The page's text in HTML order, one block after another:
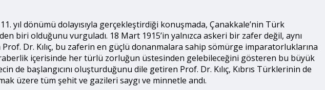
yıl dönümü dolayısıyla gerçekleştirdiği konuşmada, Çanakkale’nin Türk
biri olduğunu vurguladı. 18 Mart 1915’in yalnızca askeri bir zafer değil, aynı
Dr. Kılıç, bu zaferin en güçlü donanmalara sahip sömürge imparatorluklarına
içerisinde her türlü zorluğun üstesinden gelebileceğini gösteren bu büyük
de başlangıcını oluşturduğunu dile getiren Prof. Dr. Kılıç, Kıbrıs Türklerinin de
üzere tüm şehit ve gazileri saygı ve minnetle andı.